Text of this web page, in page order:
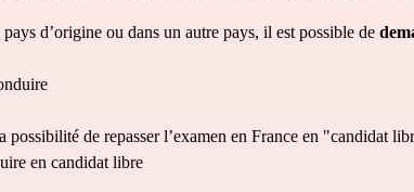
d’origine ou dans un autre pays, il est possible de
possibilité de repasser l’examen en France en "candidat
en candidat libre